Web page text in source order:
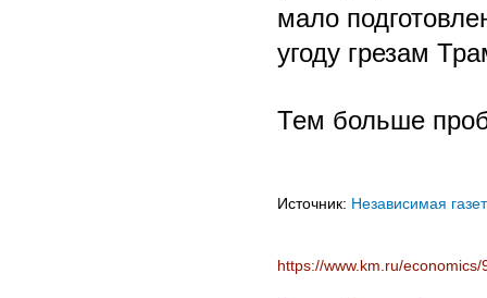
мало
угоду грезам
Тем больше
Источник: Независимая
Читать полностью:
https://www.km.ru/